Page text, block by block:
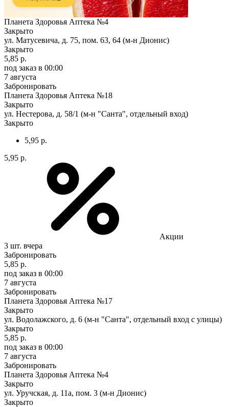
Планета Здоровья Аптека №4
Закрыто
ул. Матусевича, д. 75, пом. 63, 64 (м-н Дионис)
Закрыто
5,85 р.
под заказ в 00:00
7 августа
Забронировать
Планета Здоровья Аптека №18
Закрыто
ул. Нестерова, д. 58/1 (м-н "Санта", отдельный вход)
Закрыто
5,95 р.
5,95 р.
Акции
3 шт. вчера
Забронировать
5,85 р.
под заказ в 00:00
7 августа
Забронировать
Планета Здоровья Аптека №17
Закрыто
ул. Водолажского, д. 6 (м-н "Санта", отдельный вход с улицы)
Закрыто
5,85 р.
под заказ в 00:00
7 августа
Забронировать
Планета Здоровья Аптека №4
Закрыто
ул. Уручская, д. 11а, пом. 3 (м-н Дионис)
Закрыто